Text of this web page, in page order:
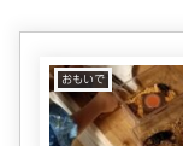
おもいで